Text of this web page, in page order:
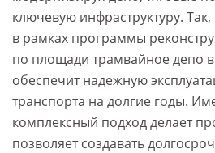
ключевую инфраструктуру.
в рамках программы
по площади трамвайное депо
обеспечит надежную
транспорта на долгие годы.
комплексный подход делает
позволяет создавать